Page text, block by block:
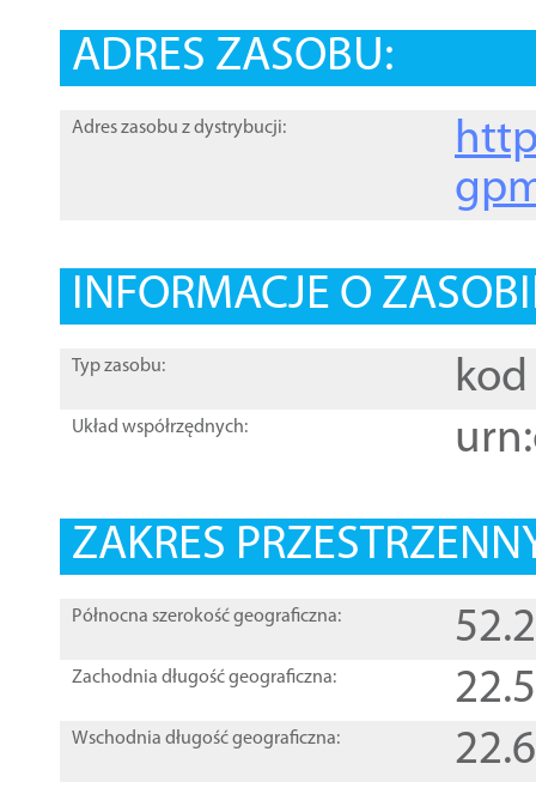
ADRES ZASOBU:
Adres zasobu z dystrybucji:
INFORMACJE O
Typ zasobu: kod
Układ współrzędnych:
ZAKRES
Północna szerokość geograficzna:
Zachodnia długość geograficzna:
Wschodnia długość geograficzna: